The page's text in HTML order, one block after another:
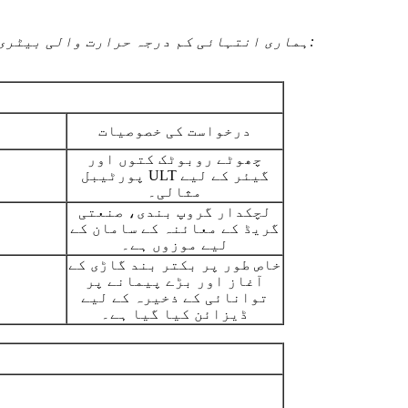
ہماری انتہائی کم درجہ حرارت والی بیٹری پروڈکٹ لائن اعلی توانائی کی کثافت سے لے کر انتہائی اعلی صلاحیت تک اختیارات کی ایک وسیع رینج پر محیط ہے:
درخواست کی خصوصیات
چھوٹے روبوٹک کتوں اور
پورٹیبل ULT گیئر کے لیے
مثالی۔
لچکدار گروپ بندی، صنعتی
گریڈ کے معائنہ کے سامان کے
لیے موزوں ہے۔
خاص طور پر بکتر بند گاڑی کے
آغاز اور بڑے پیمانے پر
توانائی کے ذخیرہ کے لیے
ڈیزائن کیا گیا ہے۔